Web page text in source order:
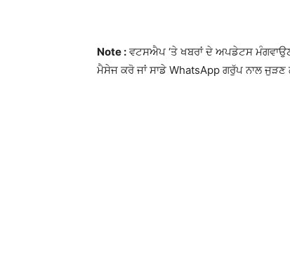
Note : ਵਟਸਐਪ ‘ਤੇ ਖਬਰਾਂ ਦੇ ਅਪਡੇਟਸ
ਮੈਸੇਜ ਕਰੋ ਜਾਂ ਸਾਡੇ WhatsApp ਗਰੁੱਪ ਨਾਲ